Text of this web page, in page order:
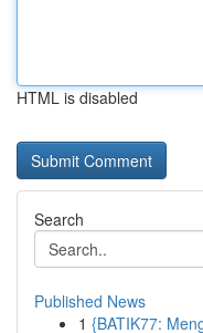
HTML is disabled
Search
Published News
1 {BATIK77: